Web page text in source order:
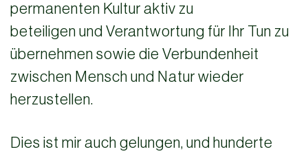
permanenten Kultur aktiv zu
beteiligen und Verantwortung für Ihr Tun zu
übernehmen sowie die Verbundenheit
zwischen Mensch und Natur wieder
herzustellen.
Dies ist mir auch gelungen, und hunderte